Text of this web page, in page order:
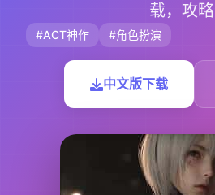
载，攻略
#ACT神作 #角色扮演
中文版下载